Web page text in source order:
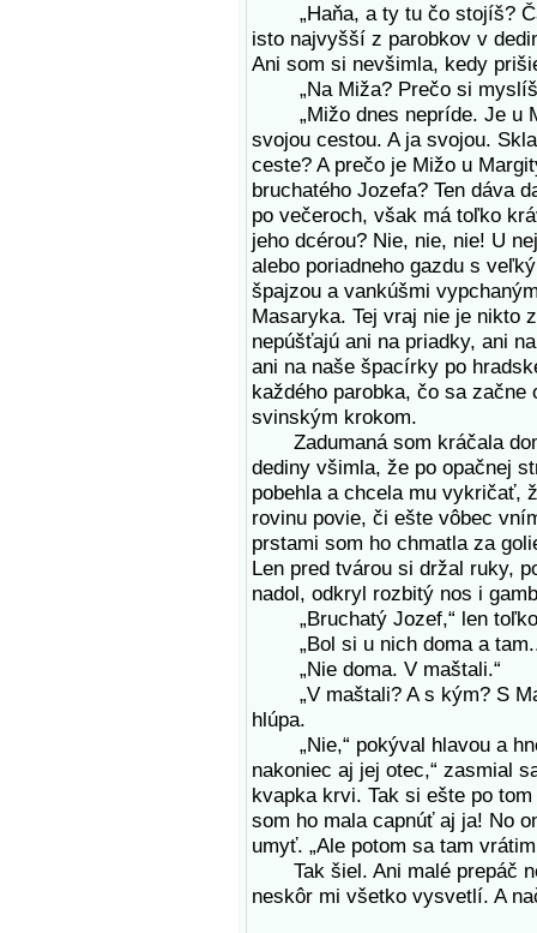
„Haňa, a ty tu čo stojíš?
isto najvyšší z parobkov v
Ani som si nevšimla, kedy
„Na Miža? Prečo si myslíš,
„Mižo dnes nepríde. Je u
svojou cestou. A ja svojou.
ceste? A prečo je Mižo u
bruchatého Jozefa? Ten dáva
po večeroch, však má toľko
jeho dcérou? Nie, nie, nie! U
alebo poriadneho gazdu s
špajzou a vankúšmi
Masaryka. Tej vraj nie je nikto
nepúšťajú ani na priadky, ani
ani na naše špacírky po
každého parobka, čo sa
svinským krokom.
Zadumaná som kráčala
dediny všimla, že po opačnej
pobehla a chcela mu vykričať,
rovinu povie, či ešte vôbec
prstami som ho chmatla za
Len pred tvárou si držal ruky,
nadol, odkryl rozbitý nos i
„Bruchatý Jozef,“ len toľko
„Bol si u nich doma a
„Nie doma. V maštali.“
„V maštali? A s kým? S
hlúpa.
„Nie,“ pokýval hlavou a
nakoniec aj jej otec,“ zasmial
kvapka krvi. Tak si ešte po
som ho mala capnúť aj ja! No
umyť. „Ale potom sa tam
Tak šiel. Ani malé prepáč
neskôr mi všetko vysvetlí. A